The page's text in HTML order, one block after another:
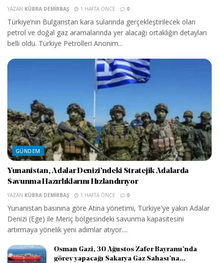
YAZAN KÜBRA DEMIRBAŞ 1 HAFTA ÖNCE 0
Türkiye’nin Bulgaristan kara sularında gerçekleştirilecek olan
petrol ve doğal gaz aramalarında yer alacağı ortaklığın detayları
belli oldu. Türkiye Petrolleri Anonim...
GÜNDEM
Yunanistan, Adalar Denizi’ndeki Stratejik Adalarda
Savunma Hazırlıklarını Hızlandırıyor
YAZAN KÜBRA DEMIRBAŞ 1 HAFTA ÖNCE 0
Yunanistan basınına göre Atina yönetimi, Türkiye'ye yakın Adalar
Denizi (Ege) ile Meriç bölgesindeki savunma kapasitesini
artırmaya yönelik yeni adımlar atıyor....
Osman Gazi, 30 Ağustos Zafer Bayramı’nda
görev yapacağı Sakarya Gaz Sahası’na...